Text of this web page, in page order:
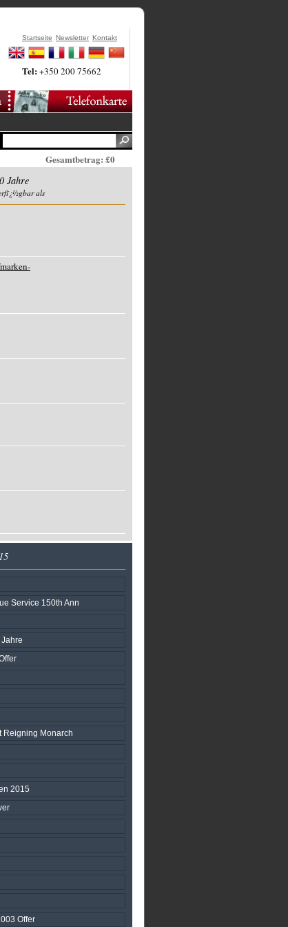
Startseite Newsletter Kontakt
Tel:+350 200 75662
Gesamtbetrag: £0
Jahre
als
Service 150th Ann
Reigning Monarch
2015
Offer